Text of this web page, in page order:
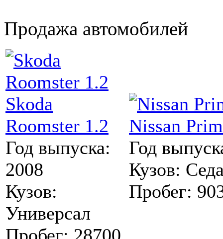
Продажа автомобилей
Skoda
Roomster 1.2
Год выпуска:
2008
Кузов:
Универсал
Nissan
Год
Кузов:
Пробег: